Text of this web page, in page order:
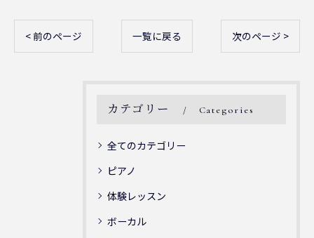
< 前のページ 一覧に戻る 次のページ >
カテゴリー Categories
全てのカテゴリー
ピアノ
体験レッスン
ボーカル